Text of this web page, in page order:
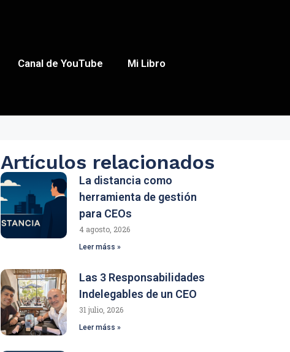
Canal de YouTube Mi Libro
Artículos relacionados
La distancia como
herramienta de gestión
para CEOs
4 agosto, 2026
Leer máss »
Las 3 Responsabilidades
Indelegables de un CEO
31 julio, 2026
Leer máss »